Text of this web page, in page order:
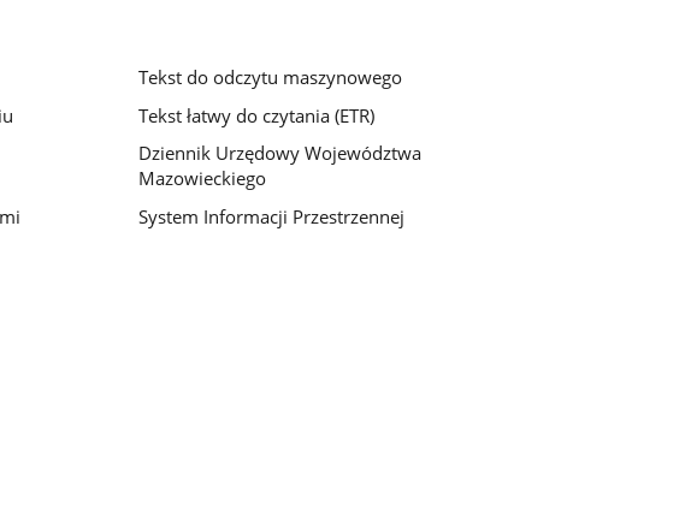
Tekst do odczytu maszynowego
Tekst łatwy do czytania (ETR)
Dziennik Urzędowy Województwa
Mazowieckiego
System Informacji Przestrzennej